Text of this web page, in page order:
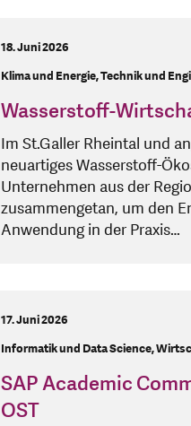
18. Juni 2026
Klima und Energie, Technik und
Wasserstoff-
Im St.Galler Rheintal und
neuartiges Wasserstoff-
Unternehmen aus der
zusammengetan, um den
Anwendung in der Praxis…
17. Juni 2026
Informatik und Data Science,
SAP Academic
OST